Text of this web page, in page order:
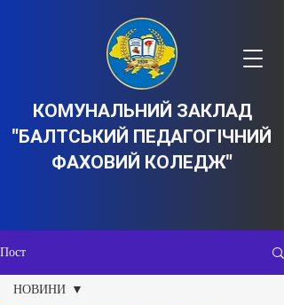
КОМУНАЛЬНИЙ ЗАКЛАД
"БАЛТСЬКИЙ ПЕДАГОГІЧНИЙ
ФАХОВИЙ КОЛЕДЖ"
Пост
НОВИНИ